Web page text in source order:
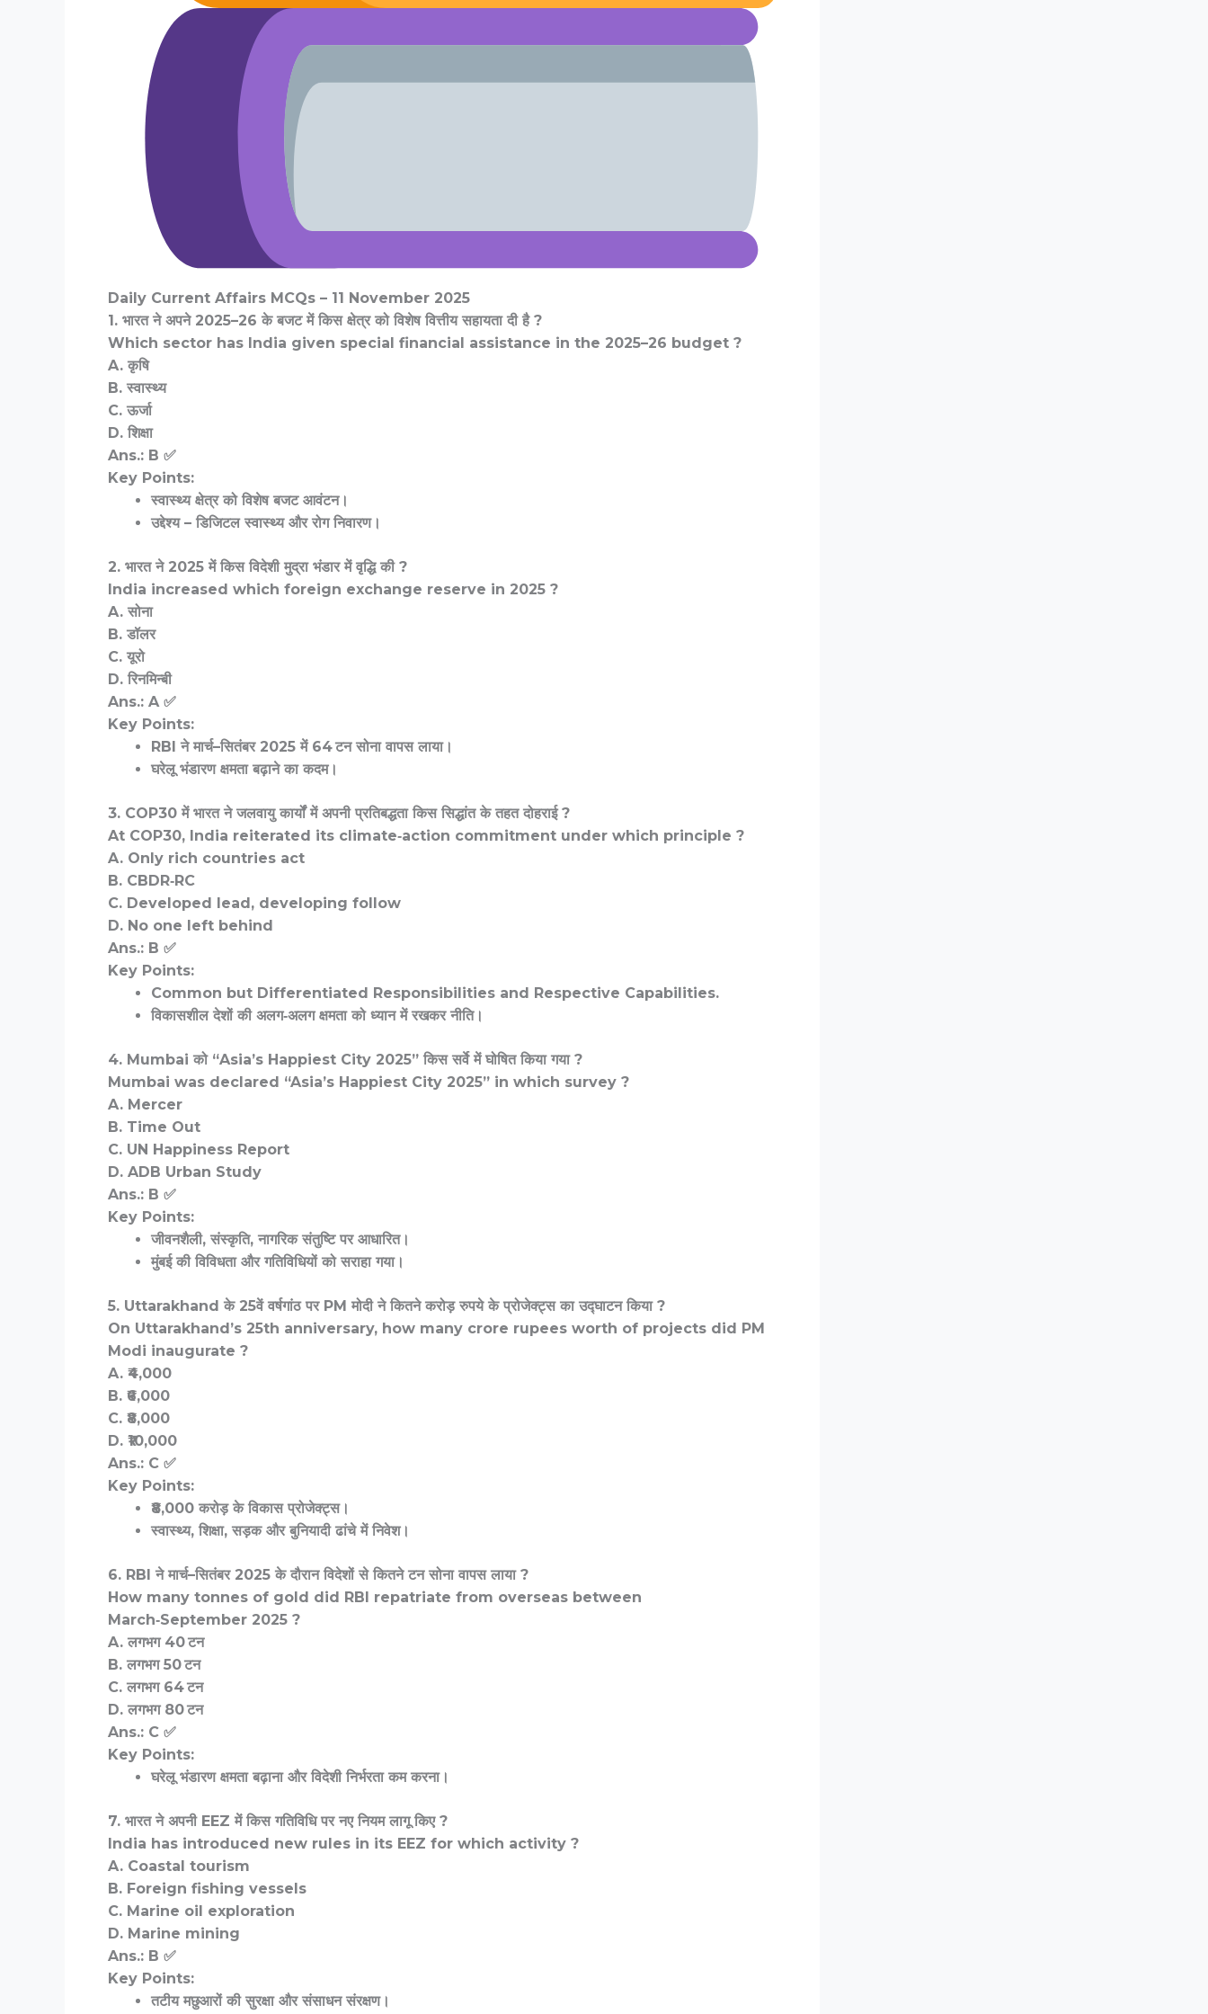
Daily Current Affairs MCQs – 11 November 2025
1. भारत ने अपने 2025–26 के बजट में किस क्षेत्र को विशेष वित्तीय सहायता दी है ?
Which sector has India given special financial assistance in the 2025–26 budget ?
A. कृषि
B. स्वास्थ्य
C. ऊर्जा
D. शिक्षा
Ans.: B ✅
Key Points:
स्वास्थ्य क्षेत्र को विशेष बजट आवंटन।
उद्देश्य – डिजिटल स्वास्थ्य और रोग निवारण।
2. भारत ने 2025 में किस विदेशी मुद्रा भंडार में वृद्धि की ?
India increased which foreign exchange reserve in 2025 ?
A. सोना
B. डॉलर
C. यूरो
D. रिनमिन्बी
Ans.: A ✅
Key Points:
RBI ने मार्च–सितंबर 2025 में 64 टन सोना वापस लाया।
घरेलू भंडारण क्षमता बढ़ाने का कदम।
3. COP30 में भारत ने जलवायु कार्यों में अपनी प्रतिबद्धता किस सिद्धांत के तहत दोहराई ?
At COP30, India reiterated its climate‑action commitment under which principle ?
A. Only rich countries act
B. CBDR‑RC
C. Developed lead, developing follow
D. No one left behind
Ans.: B ✅
Key Points:
Common but Differentiated Responsibilities and Respective Capabilities.
विकासशील देशों की अलग‑अलग क्षमता को ध्यान में रखकर नीति।
4. Mumbai को “Asia’s Happiest City 2025” किस सर्वे में घोषित किया गया ?
Mumbai was declared “Asia’s Happiest City 2025” in which survey ?
A. Mercer
B. Time Out
C. UN Happiness Report
D. ADB Urban Study
Ans.: B ✅
Key Points:
जीवनशैली, संस्कृति, नागरिक संतुष्टि पर आधारित।
मुंबई की विविधता और गतिविधियों को सराहा गया।
5. Uttarakhand के 25वें वर्षगांठ पर PM मोदी ने कितने करोड़ रुपये के प्रोजेक्ट्स का उद्घाटन किया ?
On Uttarakhand’s 25th anniversary, how many crore rupees worth of projects did PM
Modi inaugurate ?
A. ₹4,000
B. ₹6,000
C. ₹8,000
D. ₹10,000
Ans.: C ✅
Key Points:
₹8,000 करोड़ के विकास प्रोजेक्ट्स।
स्वास्थ्य, शिक्षा, सड़क और बुनियादी ढांचे में निवेश।
6. RBI ने मार्च–सितंबर 2025 के दौरान विदेशों से कितने टन सोना वापस लाया ?
How many tonnes of gold did RBI repatriate from overseas between
March‑September 2025 ?
A. लगभग 40 टन
B. लगभग 50 टन
C. लगभग 64 टन
D. लगभग 80 टन
Ans.: C ✅
Key Points:
घरेलू भंडारण क्षमता बढ़ाना और विदेशी निर्भरता कम करना।
7. भारत ने अपनी EEZ में किस गतिविधि पर नए नियम लागू किए ?
India has introduced new rules in its EEZ for which activity ?
A. Coastal tourism
B. Foreign fishing vessels
C. Marine oil exploration
D. Marine mining
Ans.: B ✅
Key Points:
तटीय मछुआरों की सुरक्षा और संसाधन संरक्षण।